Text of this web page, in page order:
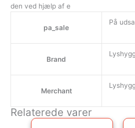
den ved hjælp af e
pa_sale
På
Brand
Merchant
Relaterede varer